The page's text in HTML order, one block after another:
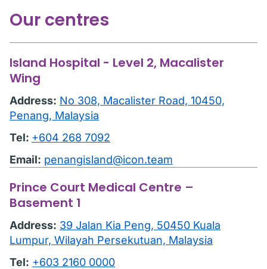
Our centres
Island Hospital - Level 2, Macalister
Wing
Address: No 308, Macalister Road, 10450,
Penang, Malaysia
Tel: +604 268 7092
Email: penangisland@icon.team
Prince Court Medical Centre –
Basement 1
Address: 39 Jalan Kia Peng, 50450 Kuala
Lumpur, Wilayah Persekutuan, Malaysia
Tel: +603 2160 0000